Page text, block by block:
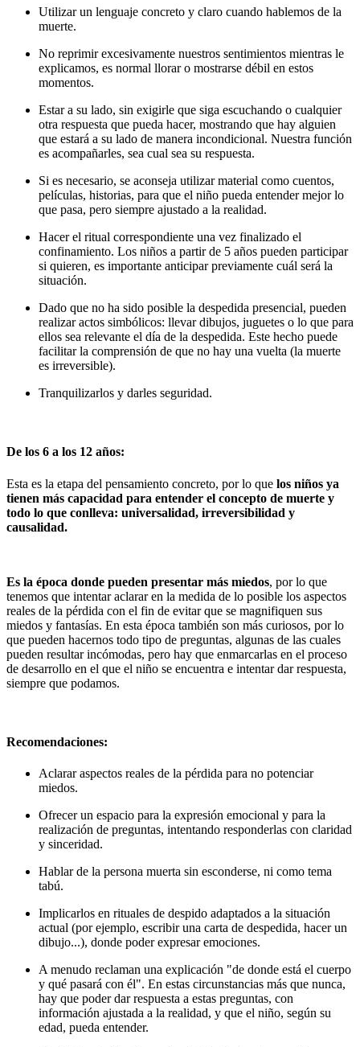
Utilizar un lenguaje concreto y claro cuando hablemos de la
muerte.
No reprimir excesivamente nuestros sentimientos mientras le
explicamos, es normal llorar o mostrarse débil en estos
momentos.
Estar a su lado, sin exigirle que siga escuchando o cualquier
otra respuesta que pueda hacer, mostrando que hay alguien
que estará a su lado de manera incondicional. Nuestra función
es acompañarles, sea cual sea su respuesta.
Si es necesario, se aconseja utilizar material como cuentos,
películas, historias, para que el niño pueda entender mejor lo
que pasa, pero siempre ajustado a la realidad.
Hacer el ritual correspondiente una vez finalizado el
confinamiento. Los niños a partir de 5 años pueden participar
si quieren, es importante anticipar previamente cuál será la
situación.
Dado que no ha sido posible la despedida presencial, pueden
realizar actos simbólicos: llevar dibujos, juguetes o lo que para
ellos sea relevante el día de la despedida. Este hecho puede
facilitar la comprensión de que no hay una vuelta (la muerte
es irreversible).
Tranquilizarlos y darles seguridad.
De los 6 a los 12 años:
Esta es la etapa del pensamiento concreto, por lo que los niños ya
tienen más capacidad para entender el concepto de muerte y
todo lo que conlleva: universalidad, irreversibilidad y
causalidad.
Es la época donde pueden presentar más miedos, por lo que
tenemos que intentar aclarar en la medida de lo posible los aspectos
reales de la pérdida con el fin de evitar que se magnifiquen sus
miedos y fantasías. En esta época también son más curiosos, por lo
que pueden hacernos todo tipo de preguntas, algunas de las cuales
pueden resultar incómodas, pero hay que enmarcarlas en el proceso
de desarrollo en el que el niño se encuentra e intentar dar respuesta,
siempre que podamos.
Recomendaciones:
Aclarar aspectos reales de la pérdida para no potenciar
miedos.
Ofrecer un espacio para la expresión emocional y para la
realización de preguntas, intentando responderlas con claridad
y sinceridad.
Hablar de la persona muerta sin esconderse, ni como tema
tabú.
Implicarlos en rituales de despido adaptados a la situación
actual (por ejemplo, escribir una carta de despedida, hacer un
dibujo...), donde poder expresar emociones.
A menudo reclaman una explicación "de donde está el cuerpo
y qué pasará con él". En estas circunstancias más que nunca,
hay que poder dar respuesta a estas preguntas, con
información ajustada a la realidad, y que el niño, según su
edad, pueda entender.